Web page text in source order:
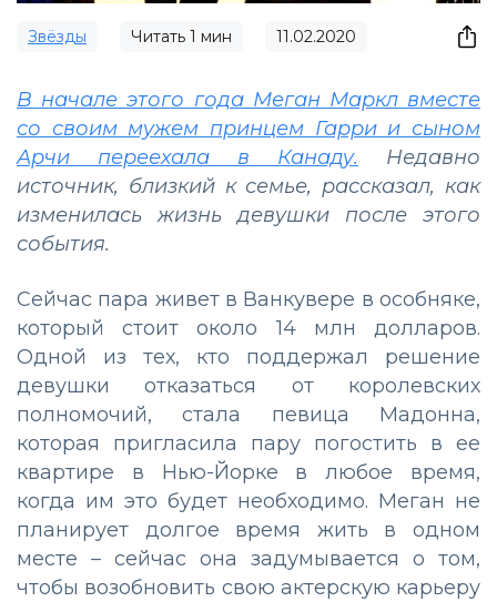
Звёзды Читать 1 мин 11.02.2020
В начале этого года Меган Маркл вместе
со своим мужем принцем Гарри и сыном
Арчи переехала в Канаду. Недавно
источник, близкий к семье, рассказал, как
изменилась жизнь девушки после этого
события.
Сейчас пара живет в Ванкувере в особняке,
который стоит около 14 млн долларов.
Одной из тех, кто поддержал решение
девушки отказаться от королевских
полномочий, стала певица Мадонна,
которая пригласила пару погостить в ее
квартире в Нью-Йорке в любое время,
когда им это будет необходимо. Меган не
планирует долгое время жить в одном
месте – сейчас она задумывается о том,
чтобы возобновить свою актерскую карьеру